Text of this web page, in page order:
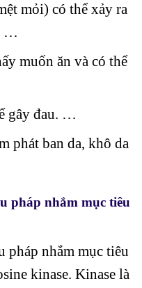
mỏi) có thể xảy ra
…
muốn ăn và có thể
gây đau. …
phát ban da, khô da
pháp nhắm mục tiêu
pháp nhắm mục tiêu
kinase. Kinase là